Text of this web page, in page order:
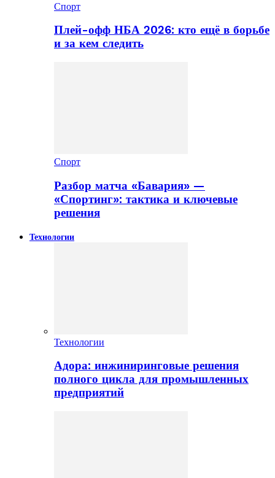
Спорт
Плей-офф НБА 2026: кто ещё в борьбе
и за кем следить
Спорт
Разбор матча «Бавария» —
«Спортинг»: тактика и ключевые
решения
Технологии
Технологии
Адора: инжиниринговые решения
полного цикла для промышленных
предприятий